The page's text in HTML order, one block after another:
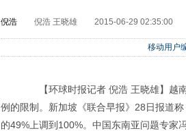
倪浩 倪浩 王晓雄 2015-06-29 02:35:00
移动用户
【环球时报记者 倪浩 王晓雄】越南
例的限制。新加坡《联合早报》28日报道
的49%上调到100%。中国东南亚问题专家